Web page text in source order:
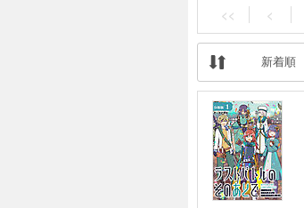
<< <
新着順